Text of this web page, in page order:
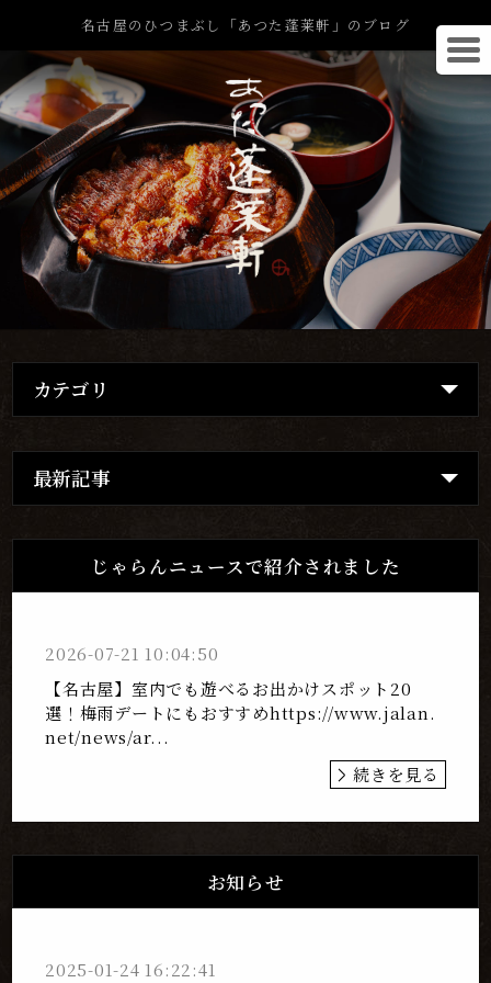
名古屋のひつまぶし「あつた蓬莱軒」のブログ
カテゴリ
最新記事
じゃらんニュースで紹介されました
2026-07-21 10:04:50
【名古屋】室内でも遊べるお出かけスポット20
選！梅雨デートにもおすすめhttps://www.jalan.
net/news/ar...
続きを見る
お知らせ
2025-01-24 16:22:41